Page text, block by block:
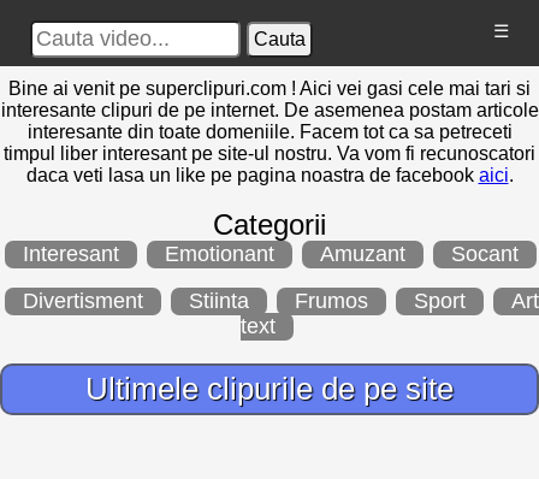
Cauta ☰
Bine ai venit pe superclipuri.com ! Aici vei gasi cele mai tari si
interesante clipuri de pe internet. De asemenea postam articole
interesante din toate domeniile. Facem tot ca sa petreceti
timpul liber interesant pe site-ul nostru. Va vom fi recunoscatori
daca veti lasa un like pe pagina noastra de facebook aici.
Categorii
Interesant Emotionant Amuzant
Socant
Divertisment
Stiinta Frumos Sport
text
Ultimele clipurile de pe site